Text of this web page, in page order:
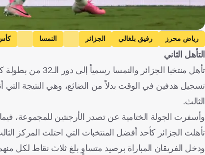
Getty Images
رياض محرز رفيق بلغالي الجزائر النمسا
التأهل الثاني
تأهل منتخبا
تسجيل هدفين في الوقت بدلاً من الضائع، وهي النتيجة التي
الثالث.
وأسفرت الجولة الختامية عن تصدر الأرجنتين للمجموعة،
تأهلت الجزائر كأحد أفضل المنتخبات التي احتلت المركز
ودخل الفريقان المباراة برصيد متساوٍ بلغ ثلاث نقاط لكل